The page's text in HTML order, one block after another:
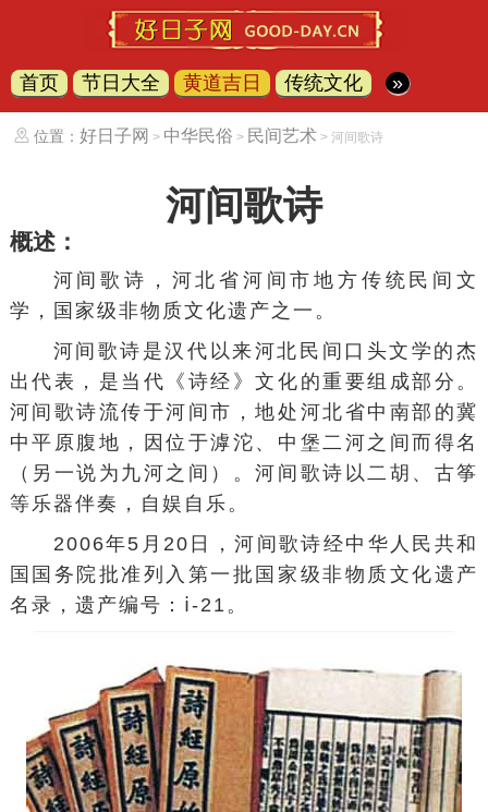
首页 节日大全 黄道吉日 传统文化 »
位置： 好日子网 > 中华民俗 > 民间艺术> 河间歌诗
河间歌诗
概述：
河间歌诗， 河北省 河间市地方传统民间文
学，国家级非物质文化遗产之一。
河间歌诗是汉代以来河北民间口头文学的杰
出代表，是当代《诗经》文化的重要组成部分。
河间歌诗流传于河间市，地处河北省中南部的冀
中平原腹地，因位于滹沱、中堡二河之间而得名
（另一说为九河之间）。河间歌诗以二胡、古筝
等乐器伴奏，自娱自乐。
2006年5月20日，河间歌诗经中华人民共和
国国务院批准列入第一批国家级非物质文化遗产
名录，遗产编号：ⅰ-21。